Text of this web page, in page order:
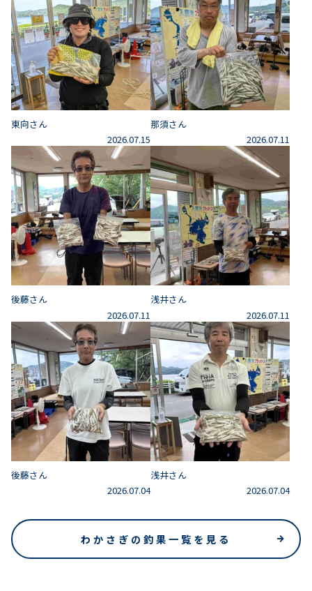
東向さん
2026.07.15
那須さん
2026.07.11
後藤さん
2026.07.11
浅井さん
2026.07.11
後藤さん
2026.07.04
浅井さん
2026.07.04
わかさぎの釣果一覧を見る